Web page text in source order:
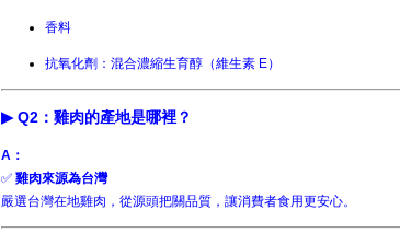
香料
抗氧化劑：混合濃縮生育醇（維生素 E）
▶ Q2：雞肉的產地是哪裡？
A：
✅ 雞肉來源為台灣
嚴選台灣在地雞肉，從源頭把關品質，讓消費者食用更安心。